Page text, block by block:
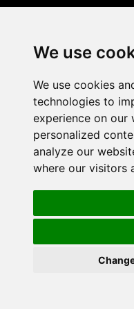
We use
We use cookies
technologies to
experience on our
personalized
analyze our
where our visitors